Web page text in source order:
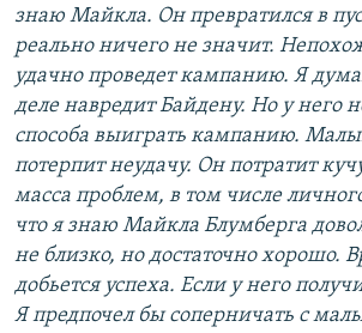
знаю Майкла. Он превратился в
реально ничего не значит.
удачно проведет кампанию. Я
деле навредит Байдену. Но у него
способа выиграть кампанию.
потерпит неудачу. Он потратит
масса проблем, в том числе
что я знаю Майкла Блумберга
не близко, но достаточно хорошо.
добьется успеха. Если у него
Я предпочел бы соперничать с